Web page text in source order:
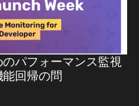
パフォーマンス監視
回帰の問